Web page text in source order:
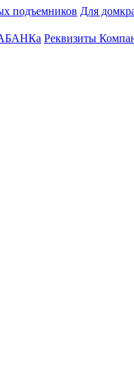
подъемников Для
Реквизиты